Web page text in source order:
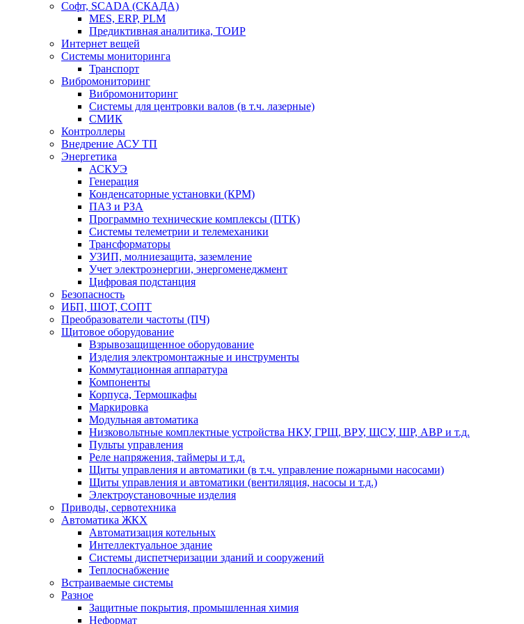
Софт, SCADA (СКАДА)
MES, ERP, PLM
Предиктивная аналитика, ТОИР
Интернет вещей
Системы мониторинга
Транспорт
Вибромониторинг
Вибромониторинг
Системы для центровки валов (в т.ч. лазерные)
СМИК
Контроллеры
Внедрение АСУ ТП
Энергетика
АСКУЭ
Генерация
Конденсаторные установки (КРМ)
ПАЗ и РЗА
Программно технические комплексы (ПТК)
Системы телеметрии и телемеханики
Трансформаторы
УЗИП, молниезащита, заземление
Учет электроэнергии, энергоменеджмент
Цифровая подстанция
Безопасность
ИБП, ШОТ, СОПТ
Преобразователи частоты (ПЧ)
Щитовое оборудование
Взрывозащищенное оборудование
Изделия электромонтажные и инструменты
Коммутационная аппаратура
Компоненты
Корпуса, Термошкафы
Маркировка
Модульная автоматика
Низковольтные комплектные устройства НКУ, ГРЩ, ВРУ, ЩСУ, ШР, АВР и т.д.
Пульты управления
Реле напряжения, таймеры и т.д.
Щиты управления и автоматики (в т.ч. управление пожарными насосами)
Щиты управления и автоматики (вентиляция, насосы и т.д.)
Электроустановочные изделия
Приводы, сервотехника
Автоматика ЖКХ
Автоматизация котельных
Интеллектуальное здание
Системы диспетчеризации зданий и сооружений
Теплоснабжение
Встраиваемые системы
Разное
Защитные покрытия, промышленная химия
Неформат